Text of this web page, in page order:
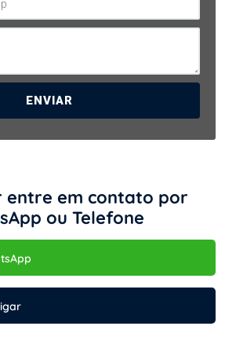
ENVIAR
entre em contato por
ou Telefone